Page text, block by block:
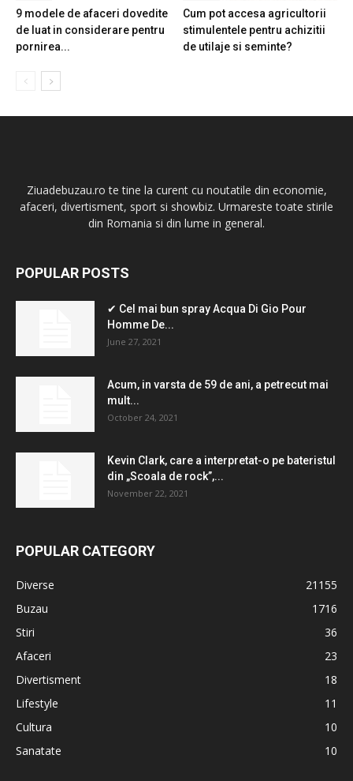
9 modele de afaceri dovedite
de luat in considerare pentru
pornirea...
Cum pot accesa agricultorii
stimulentele pentru achizitii
de utilaje si seminte?
Ziuadebuzau.ro te tine la curent cu noutatile din economie,
afaceri, divertisment, sport si showbiz. Urmareste toate stirile
din Romania si din lume in general.
POPULAR POSTS
✔ Cel mai bun spray Acqua Di Gio Pour
Homme De...
June 27, 2021
Acum, in varsta de 59 de ani, a petrecut mai
mult...
October 24, 2021
Kevin Clark, care a interpretat-o ​​pe bateristul
din „Scoala de rock”,...
November 22, 2021
POPULAR CATEGORY
Diverse
21155
Buzau
1716
Stiri
36
Afaceri
23
Divertisment
18
Lifestyle
11
Cultura
10
Sanatate
10